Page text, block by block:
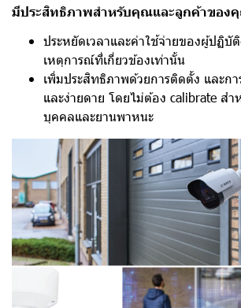
มีประสิทธิภาพสําหรับคุณและลูกค้าของ
ประหยัดเวลาและค่าใช้จ่ายของผู้ปฏิบั
เหตุการณ์ที่เกี่ยวข้องเท่านั้น
เพิ่มประสิทธิภาพด้วยการติดตั้ง และกา
และง่ายดาย โดยไม่ต้อง calibrate สํา
บุคคลและยานพาหนะ